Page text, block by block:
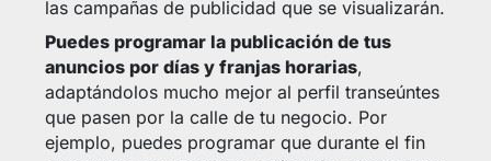
las campañas de publicidad que se visualizarán.
Puedes programar la publicación de tus
anuncios por días y franjas horarias,
adaptándolos mucho mejor al perfil transeúntes
que pasen por la calle de tu negocio. Por
ejemplo, puedes programar que durante el fin